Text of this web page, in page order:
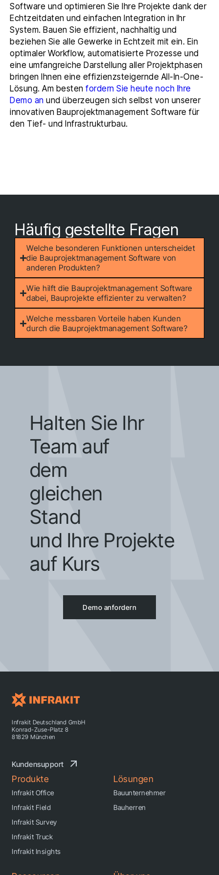
Software und optimieren Sie Ihre Projekte dank der
Echtzeitdaten und einfachen Integration in Ihr
System. Bauen Sie effizient, nachhaltig und
beziehen Sie alle Gewerke in Echtzeit mit ein. Ein
optimaler Workflow, automatisierte Prozesse und
eine umfangreiche Darstellung aller Projektphasen
bringen Ihnen eine effizienzsteigernde All-In-One-
Lösung. Am besten fordern Sie heute noch Ihre
Demo an und überzeugen sich selbst von unserer
innovativen Bauprojektmanagement Software für
den Tief- und Infrastrukturbau.
Häufig gestellte Fragen
Welche besonderen Funktionen unterscheidet
die Bauprojektmanagement Software von
anderen Produkten?
Wie hilft die Bauprojektmanagement Software
dabei, Bauprojekte effizienter zu verwalten?
Welche messbaren Vorteile haben Kunden
durch die Bauprojektmanagement Software?
Halten Sie Ihr
Team auf
dem
gleichen
Stand
und Ihre Projekte
auf Kurs
Demo anfordern
Produkte
Infrakit Office
Infrakit Field
Infrakit Survey
Infrakit Truck
Infrakit Insights
Lösungen
Bauunternehmer
Bauherren
Infrakit Deutschland GmbH
Konrad-Zuse-Platz 8
81829 München
Kundensupport